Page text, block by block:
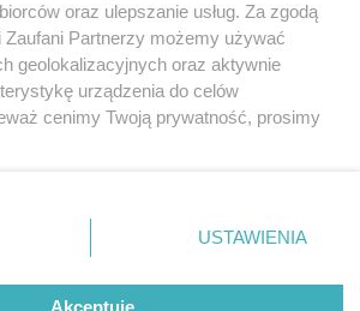
prywatności regulamin korzystania z portali
Skontakuj sięz nami
Kontakt
Wydawca
Redakcja
oraz ulepszanie usług. Za zgodą
Partnerzy możemy używać
geolokalizacyjnych oraz aktywnie
urządzenia do celów
cenimy Twoją prywatność, prosimy
się w lewym dolnym rogu strony
przetwarzania danych nie wymagają
ale masz prawo sprzeciwić się
Preferencje będą miały
USTAWIENIA
Akceptuję